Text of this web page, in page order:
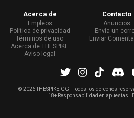
Acerca de
Empleos
Política de privacidad
Términos de uso
Acerca de THESPIKE
Aviso legal
Contacto
Anuncios
Envía un
Enviar
©2026 THESPIKE.GG | Todos los derechos
18+ Responsabilidad en apuestas |